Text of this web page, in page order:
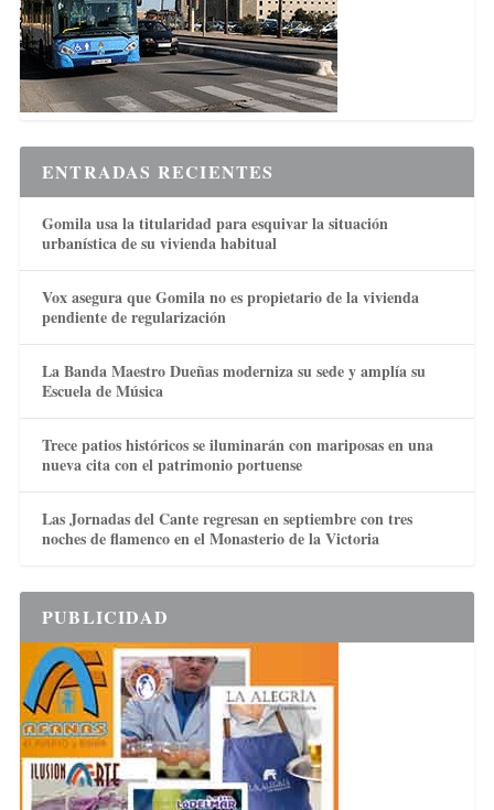
ENTRADAS RECIENTES
Gomila usa la titularidad para esquivar la situación
urbanística de su vivienda habitual
Vox asegura que Gomila no es propietario de la vivienda
pendiente de regularización
La Banda Maestro Dueñas moderniza su sede y amplía su
Escuela de Música
Trece patios históricos se iluminarán con mariposas en una
nueva cita con el patrimonio portuense
Las Jornadas del Cante regresan en septiembre con tres
noches de flamenco en el Monasterio de la Victoria
PUBLICIDAD